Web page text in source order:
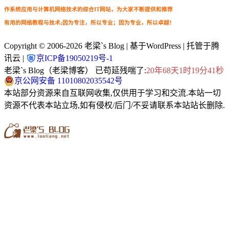
作系统应用与计算机网络技术的综合IT网站，为大家不断提供和推荐
有用的网络教程与技术;因为专注，所以专业；因为专业，所以卓越！
Copyright © 2006-2026 老梁`s Blog | 基于WordPress | 托管于腾
讯云 |
京ICP备19050219号-1
老梁`s Blog（老梁博客） 已苟延残喘了:20年68天1时19分41秒
京公网安备 11010802035542号
本站部分资源来自互联网收集,仅供用于学习和交流.本站一切
资源不代表本站立场,如有侵权/后门/不妥请联系本站站长删除.